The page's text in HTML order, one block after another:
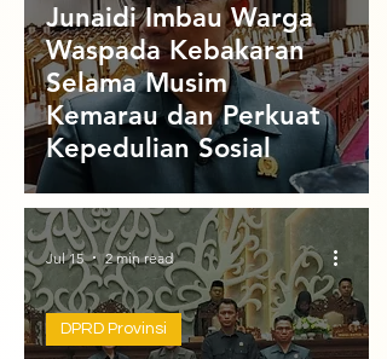
Junaidi Imbau Warga
Waspada Kebakaran
Selama Musim
Kemarau dan Perkuat
Kepedulian Sosial
DPRD Provinsi
Jul 15 2 min read